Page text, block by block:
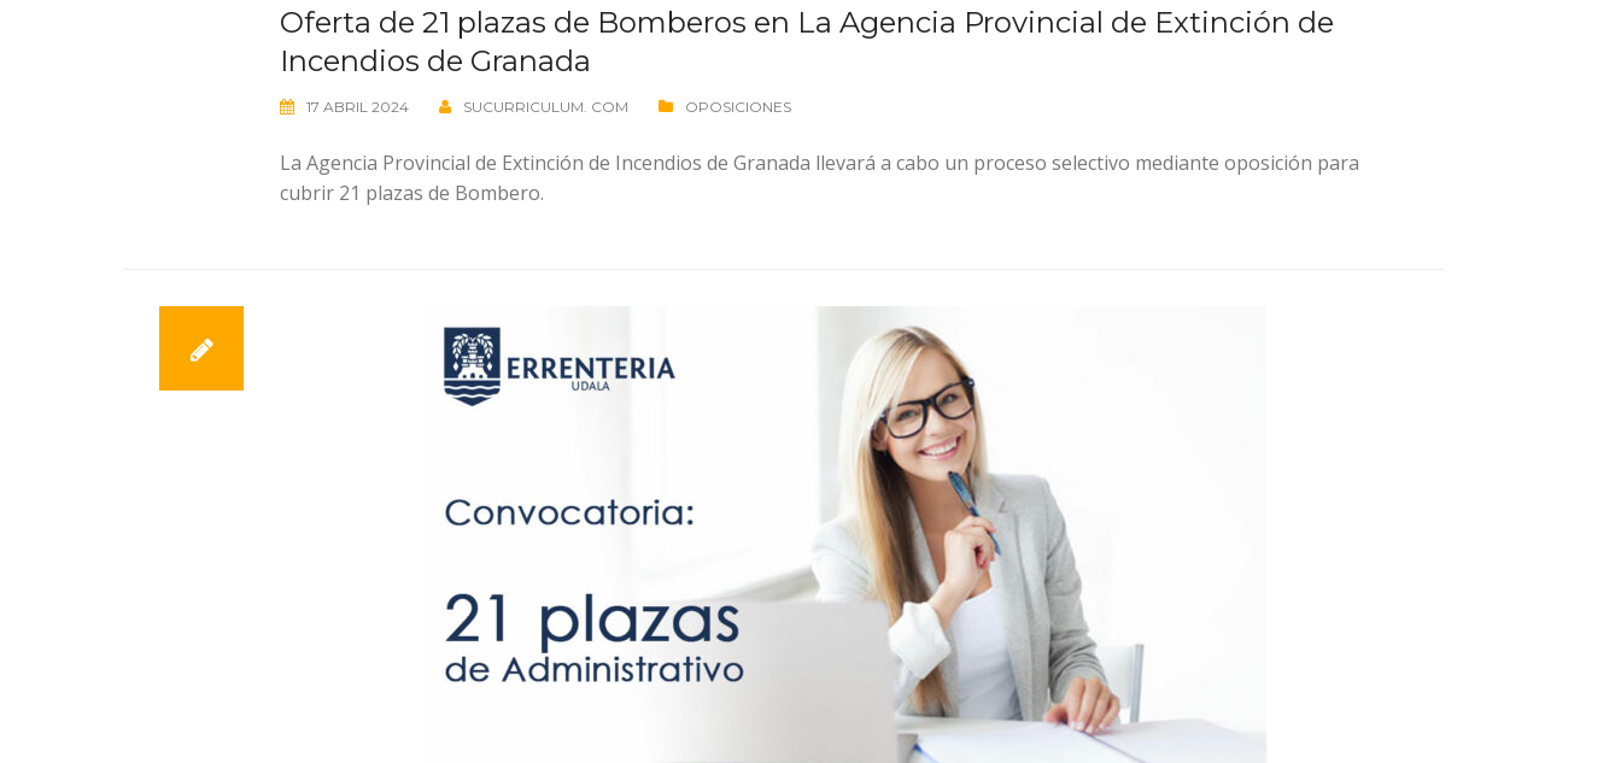
Oferta de 21 plazas de Bomberos en La Agencia Provincial de Extinción de
Incendios de Granada
17 ABRIL 2024 SUCURRICULUM. COM OPOSICIONES
La Agencia Provincial de Extinción de Incendios de Granada llevará a cabo un proceso selectivo mediante oposición para
cubrir 21 plazas de Bombero.